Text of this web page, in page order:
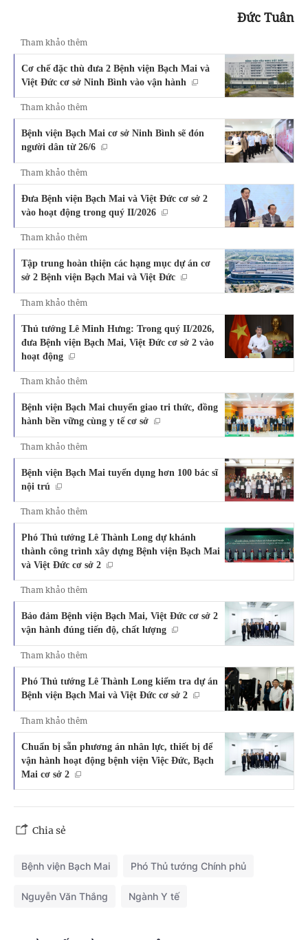
Đức Tuân
Tham khảo thêm
Cơ chế đặc thù đưa 2 Bệnh viện Bạch Mai và
Việt Đức cơ sở Ninh Bình vào vận hành
Tham khảo thêm
Bệnh viện Bạch Mai cơ sở Ninh Bình sẽ đón
người dân từ 26/6
Tham khảo thêm
Đưa Bệnh viện Bạch Mai và Việt Đức cơ sở 2
vào hoạt động trong quý II/2026
Tham khảo thêm
Tập trung hoàn thiện các hạng mục dự án cơ
sở 2 Bệnh viện Bạch Mai và Việt Đức
Tham khảo thêm
Thủ tướng Lê Minh Hưng: Trong quý II/2026,
đưa Bệnh viện Bạch Mai, Việt Đức cơ sở 2 vào
hoạt động
Tham khảo thêm
Bệnh viện Bạch Mai chuyển giao tri thức, đồng
hành bền vững cùng y tế cơ sở
Tham khảo thêm
Bệnh viện Bạch Mai tuyển dụng hơn 100 bác sĩ
nội trú
Tham khảo thêm
Phó Thủ tướng Lê Thành Long dự khánh
thành công trình xây dựng Bệnh viện Bạch Mai
và Việt Đức cơ sở 2
Tham khảo thêm
Bảo đảm Bệnh viện Bạch Mai, Việt Đức cơ sở 2
vận hành đúng tiến độ, chất lượng
Tham khảo thêm
Phó Thủ tướng Lê Thành Long kiểm tra dự án
Bệnh viện Bạch Mai và Việt Đức cơ sở 2
Tham khảo thêm
Chuẩn bị sẵn phương án nhân lực, thiết bị để
vận hành hoạt động bệnh viện Việc Đức, Bạch
Mai cơ sở 2
Chia sẻ
Bệnh viện Bạch Mai Phó Thủ tướng Chính phủ
Nguyễn Văn Thắng Ngành Y tế